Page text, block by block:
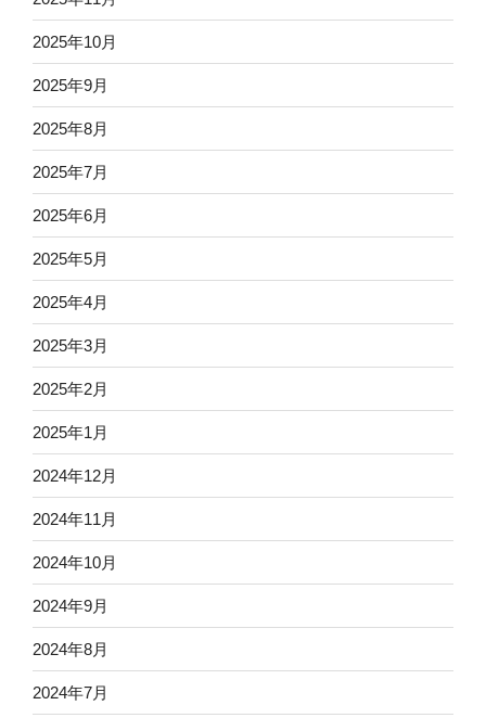
2025年10月
2025年9月
2025年8月
2025年7月
2025年6月
2025年5月
2025年4月
2025年3月
2025年2月
2025年1月
2024年12月
2024年11月
2024年10月
2024年9月
2024年8月
2024年7月